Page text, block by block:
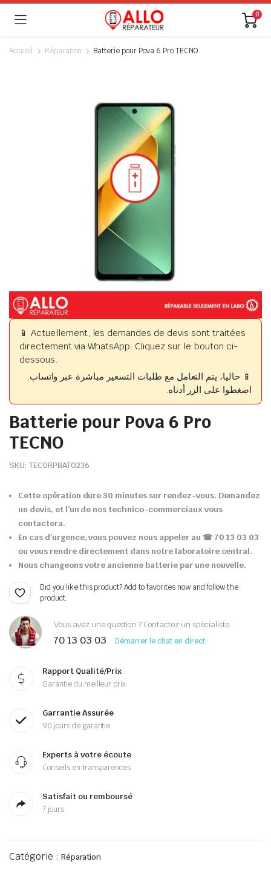
0
Accueil Réparation Batterie pour Pova 6 Pro TECNO
📱 Actuellement, les demandes de devis sont traitées
directement via WhatsApp. Cliquez sur le bouton ci-
dessous.
📱 حاليا، يتم التعامل مع طلبات التسعير مباشرة عبر واتساب.
اضغطوا على الزر أدناه.
Batterie pour Pova 6 Pro
TECNO
SKU: TECORPBAT0236
Cette opération dure 30 minutes sur rendez-vous. Demandez
un devis, et l’un de nos technico-commerciaux vous
contactera.
En cas d’urgence, vous pouvez nous appeler au ☎ 70 13 03 03
ou vous rendre directement dans notre laboratoire central.
Nous changeons votre ancienne batterie par une nouvelle.
Did you like this product? Add to favorites now and follow the
product.
Vous avez une question ? Contactez un spécialiste
70 13 03 03 Démarrer le chat en direct
Rapport Qualité/Prix
Garantie du meilleur prix
Garrantie Assurée
90 jours de garantie
Experts à votre écoute
Conseils en transparences
Satisfait ou remboursé
7 jours
Catégorie : Réparation